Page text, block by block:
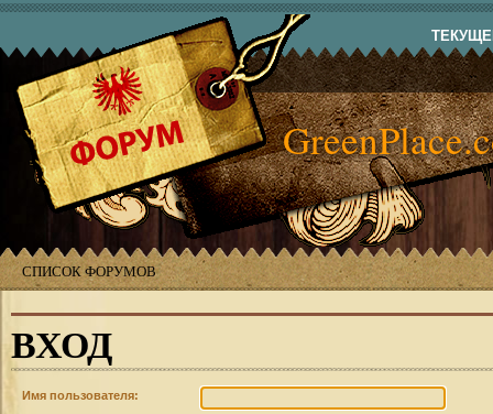
СПИСОК ФОРУМОВ
ВХОД
Имя пользователя: